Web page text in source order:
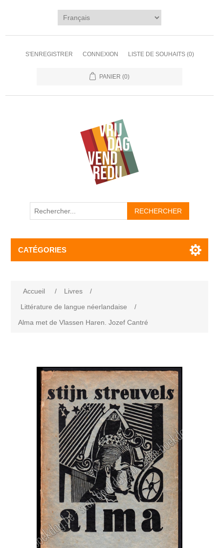
S'ENREGISTRER CONNEXION LISTE DE SOUHAITS (0)
PANIER (0)
CATÉGORIES
Accueil / Livres
/
Littérature de langue néerlandaise
/
Alma met de Vlassen Haren. Jozef Cantré